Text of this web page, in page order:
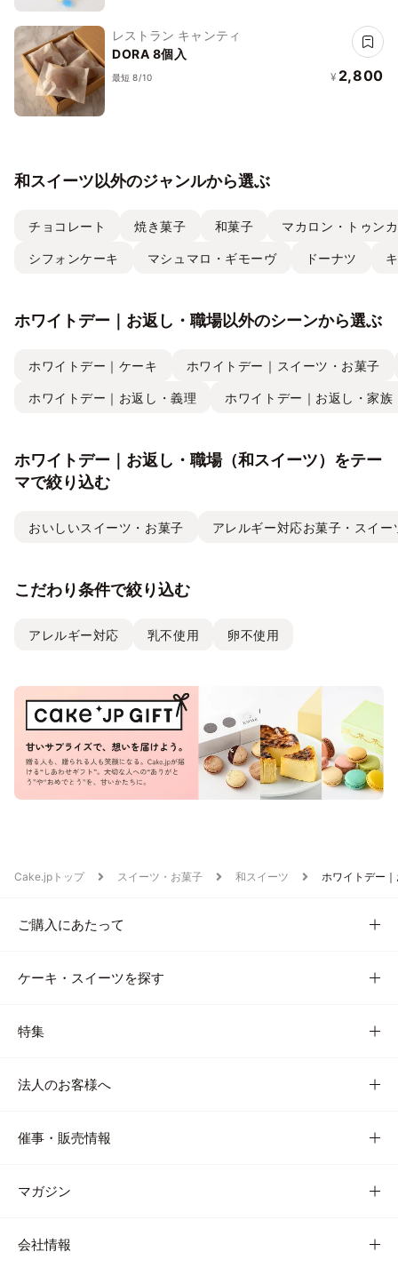
レストラン キャンティ
DORA 8個入
最短 8/10 ¥ 2,800
和スイーツ以外のジャンルから選ぶ
チョコレート 焼き菓子 和菓子 マカロン・トゥン
シフォンケーキ マシュマロ・ギモーヴ ドーナツ
ホワイトデー｜お返し・職場以外のシーンから選ぶ
ホワイトデー｜ケーキ ホワイトデー｜スイーツ・お菓子
ホワイトデー｜お返し・義理 ホワイトデー｜お返し・家族
ホワイトデー｜お返し・職場（和スイーツ）をテー
マで絞り込む
おいしいスイーツ・お菓子 アレルギー対応お菓子・スイー
こだわり条件で絞り込む
アレルギー対応 乳不使用 卵不使用
Cake.jpトップ スイーツ・お菓子 和スイーツ ホワイトデー
ご購入にあたって
ケーキ・スイーツを探す
特集
法人のお客様へ
催事・販売情報
マガジン
会社情報